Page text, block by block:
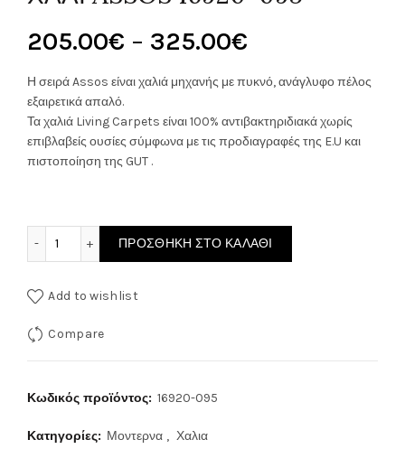
205.00€ – 325.00€
range:
205.00€
Η σειρά Assos είναι χαλιά μηχανής με πυκνό, ανάγλυφο πέλος
εξαιρετικά απαλό.
Τα χαλιά Living Carpets είναι 100% αντιβακτηριδιακά χωρίς
επιβλαβείς ουσίες σύμφωνα με τις προδιαγραφές της E.U και
πιστοποίηση της GUT .
ΠΡΟΣΘΉΚΗ ΣΤΟ ΚΑΛΆΘΙ
Add to wishlist
Compare
Κωδικός προϊόντος: 16920-095
Κατηγορίες: Μοντερνα , Χαλια